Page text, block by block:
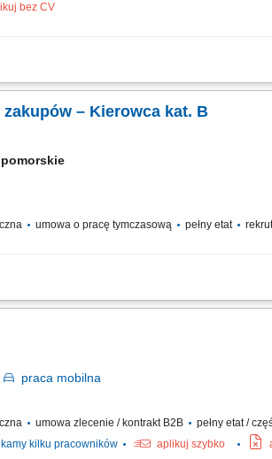
bez CV
oraz drobnych przesyłek na wskazany adres,
– Kierowca kat. B
umowa o pracę tymczasową pełny etat
w wysokości 17,69 € za godzinę. Kwota ta
praca mobilna
umowa zlecenie / kontrakt B2B pełny etat /
kilku pracowników aplikuj szybko